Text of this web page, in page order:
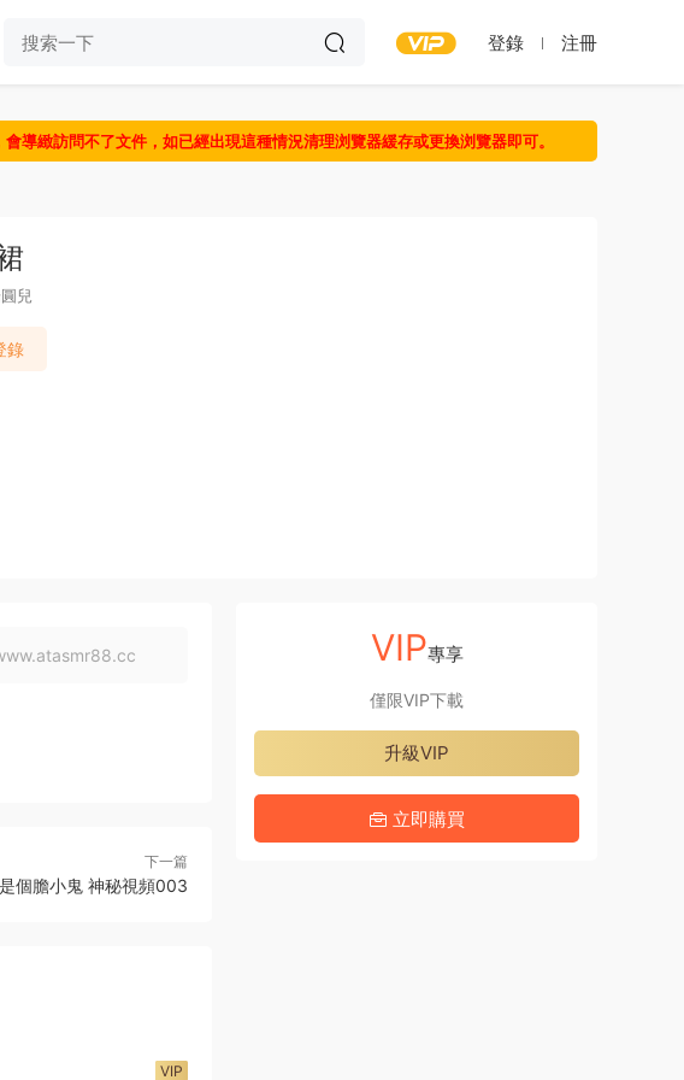
登錄 注冊
導緻訪問不了文件，如已經出現這種情況清理浏覽器緩存或更換浏覽器即可。
兒
錄
下一篇
個膽小鬼 神秘視頻003
VIP
VIP專享
僅限VIP下載
升級VIP
立即購買